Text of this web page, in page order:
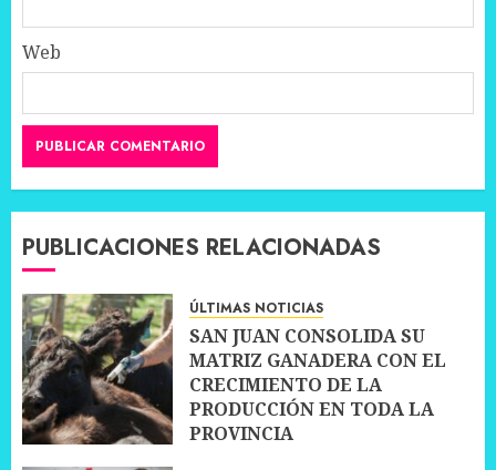
Web
PUBLICACIONES RELACIONADAS
ÚLTIMAS NOTICIAS
SAN JUAN CONSOLIDA SU
MATRIZ GANADERA CON EL
CRECIMIENTO DE LA
PRODUCCIÓN EN TODA LA
PROVINCIA